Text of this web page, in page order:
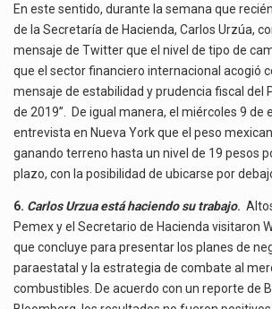
En este sentido, durante la semana que
de la Secretaría de Hacienda, Carlos Urzúa,
mensaje de Twitter que el nivel de tipo de
que el sector financiero internacional acogió
mensaje de estabilidad y prudencia fiscal del
de 2019”. De igual manera, el miércoles 9 de
entrevista en Nueva York que el peso
ganando terreno hasta un nivel de 19 pesos
plazo, con la posibilidad de ubicarse por
6. Carlos Urzua está haciendo su trabajo.
Pemex y el Secretario de Hacienda visitaron
que concluye para presentar los planes de
paraestatal y la estrategia de combate al
combustibles. De acuerdo con un reporte de